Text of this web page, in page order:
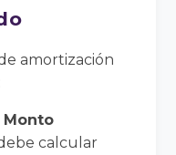
amortización
calcular